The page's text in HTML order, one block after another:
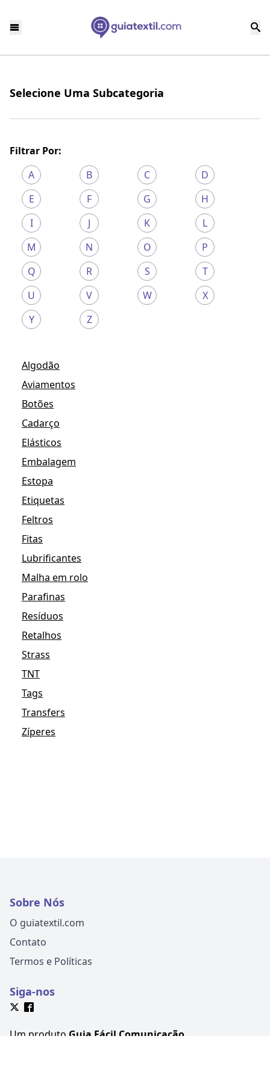
Selecione Uma Subcategoria
Filtrar Por:
A
B C
D
E
F G
H
I
J K
L
M
N O
P
Q
R S
T
U
V W
X
Y
Z
Algodão
Aviamentos
Botões
Cadarço
Elásticos
Embalagem
Estopa
Etiquetas
Feltros
Fitas
Lubrificantes
Malha em rolo
Parafinas
Resíduos
Retalhos
Strass
TNT
Tags
Transfers
Zíperes
Sobre Nós
O guiatextil.com
Contato
Termos e Políticas
Siga-nos
Um produto Guia Fácil Comunicação